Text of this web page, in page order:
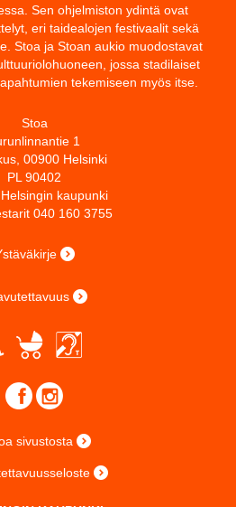
Sen ohjelmiston ydintä ovat
eri taidealojen festivaalit sekä
Stoa ja Stoan aukio muodostavat
jossa stadilaiset
tekemiseen myös itse.
Stoa
1
00900 Helsinki
PL 90402
kaupunki
040 160 3755
sivustosta